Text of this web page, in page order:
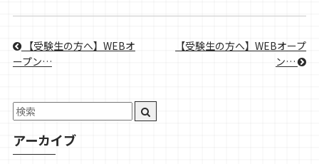
【受験生の方へ】WEBオ
ープン…
【受験生の方へ】WEBオープ
ン…
アーカイブ